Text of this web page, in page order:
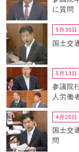
に質問
5月30日
国土交
5月13日
参議院
人労働
4月25日
国土交
問